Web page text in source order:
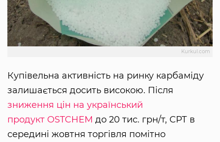
Kurkul.com
Купівельна активність на ринку карбаміду
залишається досить високою. Після
зниження цін на український
продукт OSTCHEM до 20 тис. грн/т, СРТ в
середині жовтня торгівля помітно